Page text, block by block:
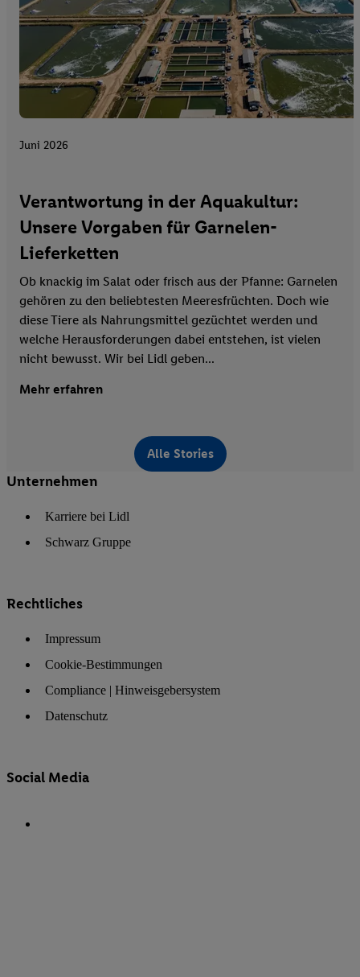
Juni 2026
Verantwortung in der Aquakultur:
Unsere Vorgaben für Garnelen-
Lieferketten
Ob knackig im Salat oder frisch aus der Pfanne: Garnelen
gehören zu den beliebtesten Meeresfrüchten. Doch wie
diese Tiere als Nahrungsmittel gezüchtet werden und
welche Herausforderungen dabei entstehen, ist vielen
nicht bewusst. Wir bei Lidl geben...
Mehr erfahren
Alle Stories
Unternehmen
Karriere bei Lidl
Schwarz Gruppe
Rechtliches
Impressum
Cookie-Bestimmungen
Compliance | Hinweisgebersystem
Datenschutz
Social Media